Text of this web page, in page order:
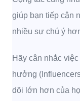
giúp bạn tiếp cận
nhiều sự chú ý
Hãy cân nhắc
hưởng
dõi lớn hơn của